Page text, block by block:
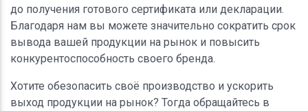
до получения готового сертификата или декларации.
Благодаря нам вы можете значительно сократить срок
вывода вашей продукции на рынок и повысить
конкурентоспособность своего бренда.
Хотите обезопасить своё производство и ускорить
выход продукции на рынок? Тогда обращайтесь в